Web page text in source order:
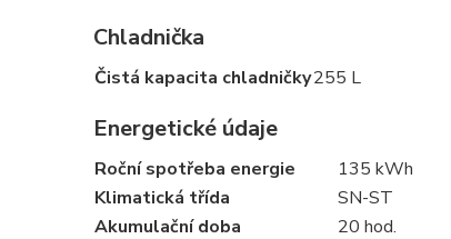
Chladnička
Čistá kapacita chladničky255 L
Energetické údaje
Roční spotřeba energie
135 kWh
Klimatická třída
SN-ST
Akumulační doba
20 hod.